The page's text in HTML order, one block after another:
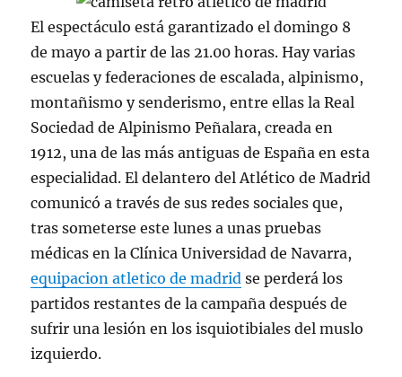
El espectáculo está garantizado el domingo 8
de mayo a partir de las 21.00 horas. Hay varias
escuelas y federaciones de escalada, alpinismo,
montañismo y senderismo, entre ellas la Real
Sociedad de Alpinismo Peñalara, creada en
1912, una de las más antiguas de España en esta
especialidad. El delantero del Atlético de Madrid
comunicó a través de sus redes sociales que,
tras someterse este lunes a unas pruebas
médicas en la Clínica Universidad de Navarra,
equipacion atletico de madrid se perderá los
partidos restantes de la campaña después de
sufrir una lesión en los isquiotibiales del muslo
izquierdo.